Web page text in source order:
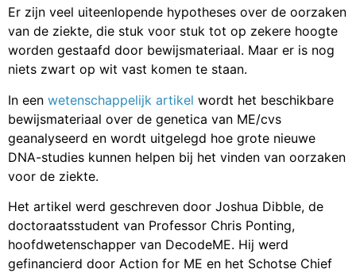
Er zijn veel uiteenlopende hypotheses over de oorzaken
van de ziekte, die stuk voor stuk tot op zekere hoogte
worden gestaafd door bewijsmateriaal. Maar er is nog
niets zwart op wit vast komen te staan.
In een wetenschappelijk artikel wordt het beschikbare
bewijsmateriaal over de genetica van ME/cvs
geanalyseerd en wordt uitgelegd hoe grote nieuwe
DNA-studies kunnen helpen bij het vinden van oorzaken
voor de ziekte.
Het artikel werd geschreven door Joshua Dibble, de
doctoraatsstudent van Professor Chris Ponting,
hoofdwetenschapper van DecodeME. Hij werd
gefinancierd door Action for ME en het Schotse Chief